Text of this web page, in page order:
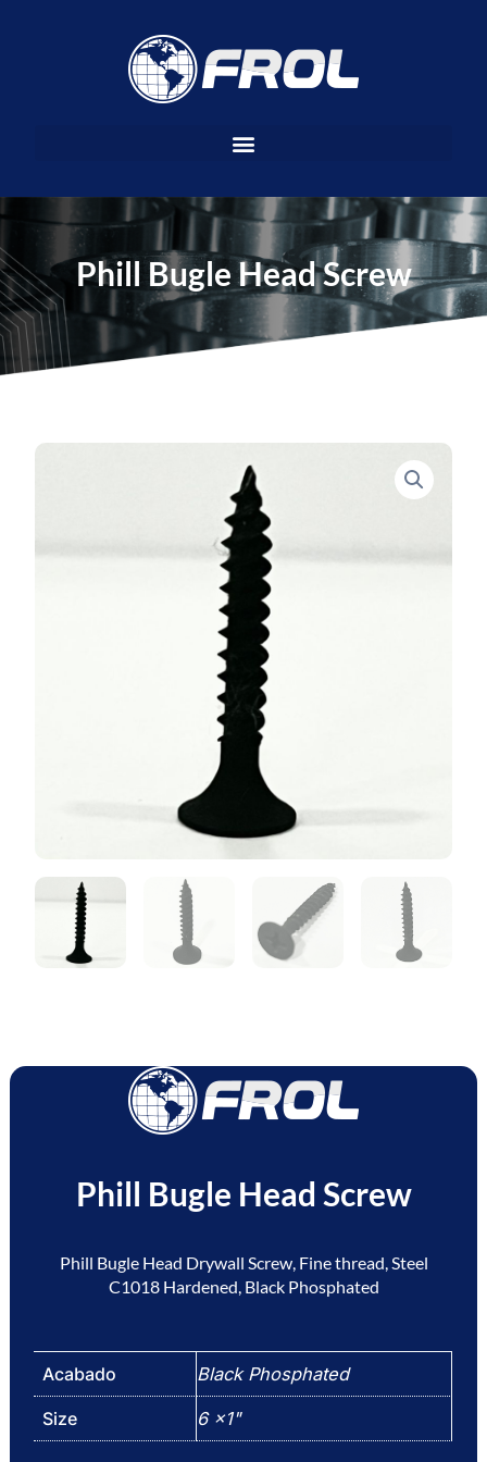
Phill Bugle Head Screw
Phill Bugle Head Screw
Phill Bugle Head Drywall Screw, Fine thread, Steel
C1018 Hardened, Black Phosphated
Acabado Black Phosphated
Size 6 x1"